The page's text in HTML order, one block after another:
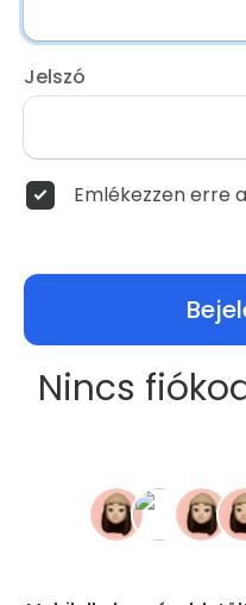
Jelszó
Emlékezzen erre
Nincs